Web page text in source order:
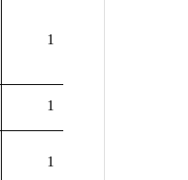
1
1
1